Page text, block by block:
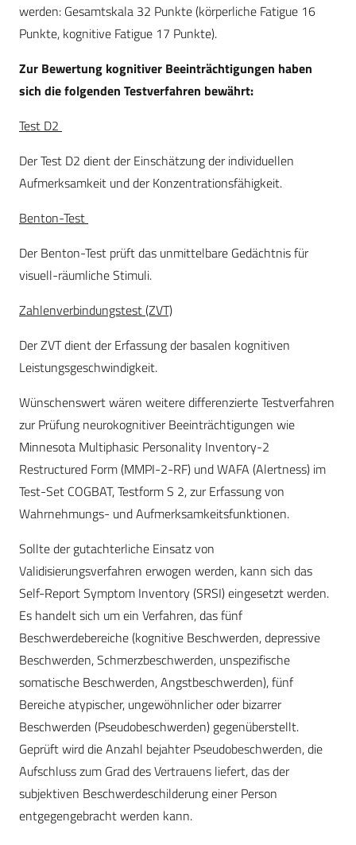
werden: Gesamtskala 32 Punkte (körperliche Fatigue 16
Punkte, kognitive Fatigue 17 Punkte).
Zur Bewertung kognitiver Beeinträchtigungen haben
sich die folgenden Testverfahren bewährt:
Test D2
Der Test D2 dient der Einschätzung der individuellen
Aufmerksamkeit und der Konzentrationsfähigkeit.
Benton-Test
Der Benton-Test prüft das unmittelbare Gedächtnis für
visuell-räumliche Stimuli.
Zahlenverbindungstest (ZVT)
Der ZVT dient der Erfassung der basalen kognitiven
Leistungsgeschwindigkeit.
Wünschenswert wären weitere differenzierte Testverfahren
zur Prüfung neurokognitiver Beeinträchtigungen wie
Minnesota Multiphasic Personality Inventory-2
Restructured Form (MMPI-2-RF) und WAFA (Alertness) im
Test-Set COGBAT, Testform S 2, zur Erfassung von
Wahrnehmungs- und Aufmerksamkeitsfunktionen.
Sollte der gutachterliche Einsatz von
Validisierungsverfahren erwogen werden, kann sich das
Self-Report Symptom Inventory (SRSI) eingesetzt werden.
Es handelt sich um ein Verfahren, das fünf
Beschwerdebereiche (kognitive Beschwerden, depressive
Beschwerden, Schmerzbeschwerden, unspezifische
somatische Beschwerden, Angstbeschwerden), fünf
Bereiche atypischer, ungewöhnlicher oder bizarrer
Beschwerden (Pseudobeschwerden) gegenüberstellt.
Geprüft wird die Anzahl bejahter Pseudobeschwerden, die
Aufschluss zum Grad des Vertrauens liefert, das der
subjektiven Beschwerdeschilderung einer Person
entgegengebracht werden kann.